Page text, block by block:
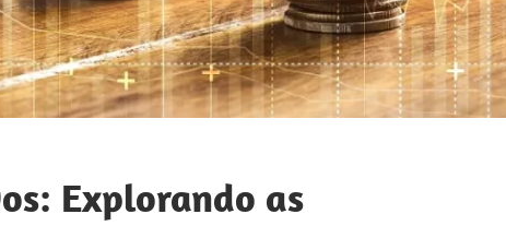
Explorando as